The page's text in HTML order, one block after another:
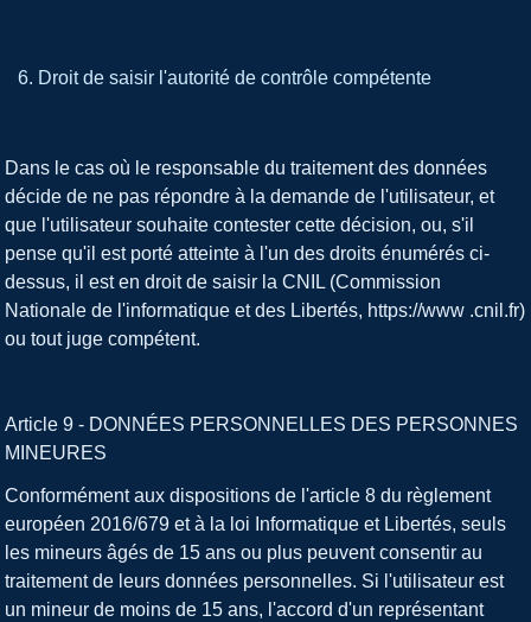
Droit de saisir l'autorité de contrôle compétente
Dans le cas où le responsable du traitement des données
décide de ne pas répondre à la demande de l'utilisateur, et
que l'utilisateur souhaite contester cette décision, ou, s'il
pense qu'il est porté atteinte à l'un des droits énumérés ci-
dessus, il est en droit de saisir la CNIL (Commission
Nationale de l'informatique et des Libertés, https://www .cnil.fr)
ou tout juge compétent.
Article 9 - DONNÉES PERSONNELLES DES PERSONNES
MINEURES
Conformément aux dispositions de l'article 8 du règlement
européen 2016/679 et à la loi Informatique et Libertés, seuls
les mineurs âgés de 15 ans ou plus peuvent consentir au
traitement de leurs données personnelles. Si l'utilisateur est
un mineur de moins de 15 ans, l'accord d'un représentant